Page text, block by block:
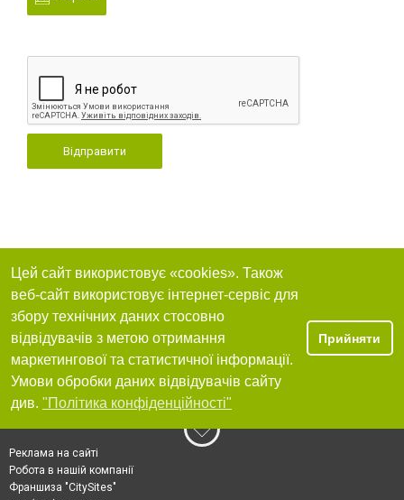
Відправити
Цей сайт використовує «cookies». Також
веб-сайт використовує інтернет-сервіс для
збору технічних даних стосовно
відвідувачів з метою отримання
маркетингової та статистичної інформації.
Умови обробки даних відвідувачів сайту
див. "Політика конфіденційності"
Прийняти
Реклама на сайті
Робота в нашій компанії
Франшиза "CitySites"